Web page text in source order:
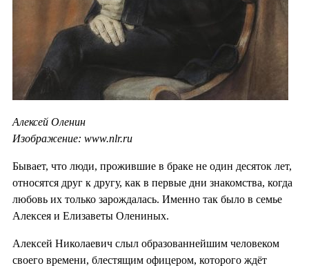
Алексей Оленин
Изображение: www.nlr.ru
Бывает, что люди, прожившие в браке не один десяток лет,
относятся друг к другу, как в первые дни знакомства, когда
любовь их только зарождалась. Именно так было в семье
Алексея и Елизаветы Олениных.
Алексей Николаевич слыл образованнейшим человеком
своего времени, блестящим офицером, которого ждёт